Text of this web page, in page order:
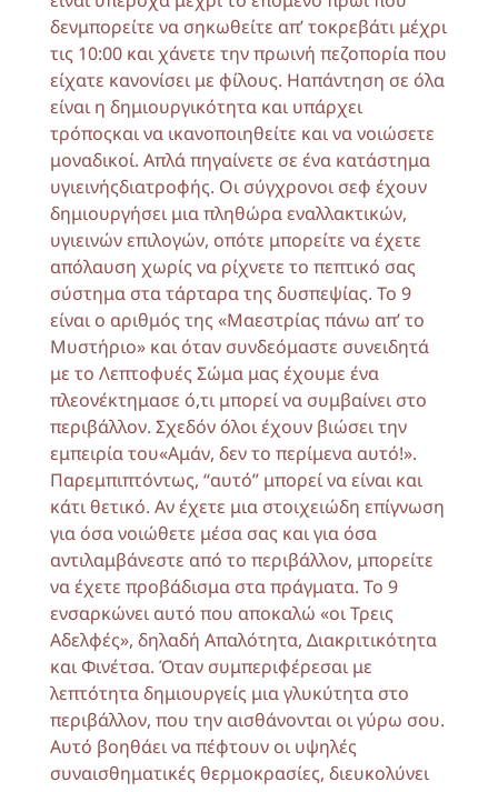
δενμπορείτε να σηκωθείτε απ’ τοκρεβάτι μέχρι
τις 10:00 και χάνετε την πρωινή πεζοπορία που
είχατε κανονίσει με φίλους. Ηαπάντηση σε όλα
είναι η δημιουργικότητα και υπάρχει
τρόποςκαι να ικανοποιηθείτε και να νοιώσετε
μοναδικοί. Απλά πηγαίνετε σε ένα κατάστημα
υγιεινήςδιατροφής. Οι σύγχρονοι σεφ έχουν
δημιουργήσει μια πληθώρα εναλλακτικών,
υγιεινών επιλογών, οπότε μπορείτε να έχετε
απόλαυση χωρίς να ρίχνετε το πεπτικό σας
σύστημα στα τάρταρα της δυσπεψίας. Το 9
είναι ο αριθμός της «Μαεστρίας πάνω απ’ το
Μυστήριο» και όταν συνδεόμαστε συνειδητά
με το Λεπτοφυές Σώμα μας έχουμε ένα
πλεονέκτημασε ό,τι μπορεί να συμβαίνει στο
περιβάλλον. Σχεδόν όλοι έχουν βιώσει την
εμπειρία του«Αμάν, δεν το περίμενα αυτό!».
Παρεμπιπτόντως, “αυτό” μπορεί να είναι και
κάτι θετικό. Αν έχετε μια στοιχειώδη επίγνωση
για όσα νοιώθετε μέσα σας και για όσα
αντιλαμβάνεστε από το περιβάλλον, μπορείτε
να έχετε προβάδισμα στα πράγματα. Το 9
ενσαρκώνει αυτό που αποκαλώ «οι Τρεις
Αδελφές», δηλαδή Απαλότητα, Διακριτικότητα
και Φινέτσα. Όταν συμπεριφέρεσαι με
λεπτότητα δημιουργείς μια γλυκύτητα στο
περιβάλλον, που την αισθάνονται οι γύρω σου.
Αυτό βοηθάει να πέφτουν οι υψηλές
συναισθηματικές θερμοκρασίες, διευκολύνει